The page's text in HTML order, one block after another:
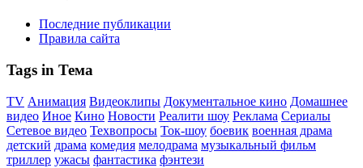
Последние публикации
Правила сайта
Tags in Тема
TV Анимация Видеоклипы Документальное кино Домашнее
видео Иное Кино Новости Реалити шоу Реклама Сериалы
Сетевое видео Техвопросы Ток-шоу боевик военная драма
детский драма комедия мелодрама музыкальный фильм
триллер ужасы фантастика фэнтези